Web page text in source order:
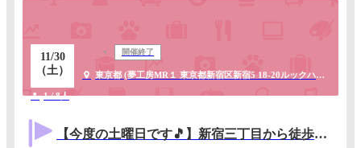
11/30
（土）
開催終了
東京都 (夢工房MR１ 東京都新宿区新宿5 18-20ルックハイツ 新宿の風景が眺望できる明るい所です♪)
1 / 8人
【今度の土曜日です🎵】新宿三丁目から徒歩５分 ４０歳以上で懐かしの８０年代マンガ・アニメ好き集まれ～😃